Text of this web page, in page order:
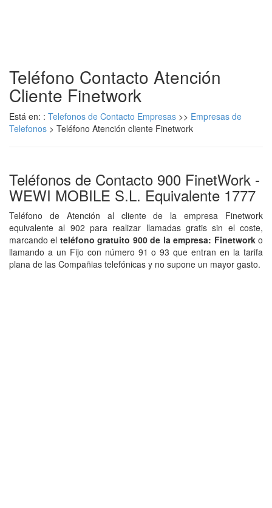
Teléfono Contacto Atención
Cliente Finetwork
Está en: : Telefonos de Contacto Empresas >> Empresas de
Telefonos > Teléfono Atención cliente Finetwork
Teléfonos de Contacto 900 FinetWork -
WEWI MOBILE S.L. Equivalente 1777
Teléfono de Atención al cliente de la empresa Finetwork
equivalente al 902 para realizar llamadas gratis sin el coste,
marcando el teléfono gratuito 900 de la empresa: Finetworko
llamando a un Fijo con número 91 o 93 que entran en la tarifa
plana de las Compañias telefónicas y no supone un mayor gasto.